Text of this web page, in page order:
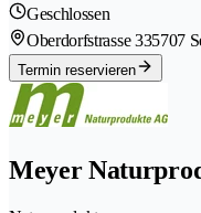
Geschlossen
Oberdorfstrasse 335707
Termin reservieren
Meyer